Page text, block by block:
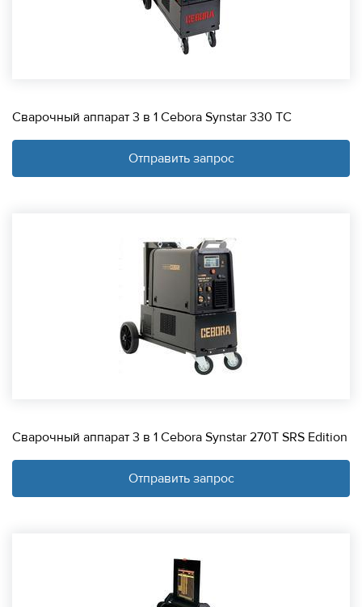
Сварочный аппарат 3 в 1 Cebora Synstar 330 TC
Отправить запрос
Сварочный аппарат 3 в 1 Cebora Synstar 270T SRS Edition
Отправить запрос